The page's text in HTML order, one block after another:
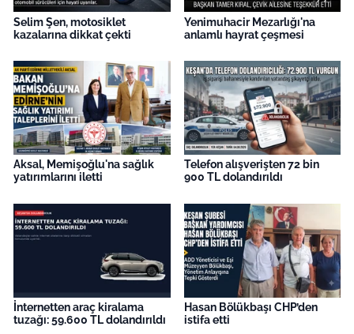
Selim Şen, motosiklet
kazalarına dikkat çekti
Yenimuhacir Mezarlığı'na
anlamlı hayrat çeşmesi
Aksal, Memişoğlu'na sağlık
yatırımlarını iletti
Telefon alışverişten 72 bin
900 TL dolandırıldı
İnternetten araç kiralama
tuzağı: 59.600 TL dolandırıldı
Hasan Bölükbaşı CHP’den
istifa etti